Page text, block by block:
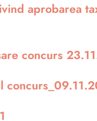
aprobarea
concurs